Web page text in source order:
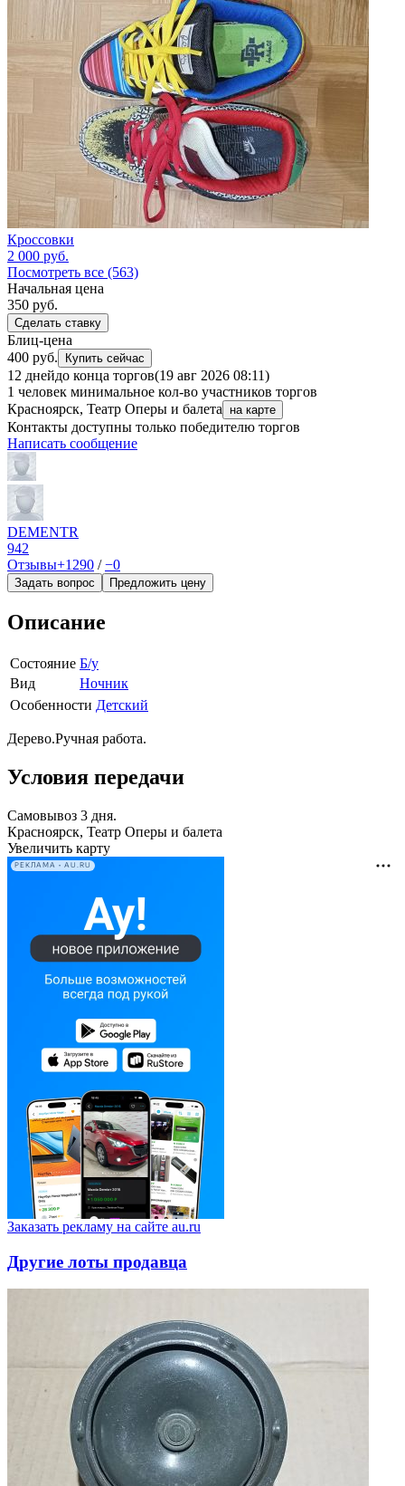
Кроссовки
2 000 руб.
Посмотреть все (563)
Начальная цена
350 руб.
Сделать ставку
Блиц-цена
400 руб.
Купить сейчас
12 днейдо конца торгов(19 авг 2026 08:11)
1 человек минимальное кол-во участников торгов
Красноярск, Театр Оперы и балета
на карте
Контакты доступны только победителю торгов
Написать сообщение
DEMENTR
942
Отзывы+1290 /−0
Задать вопрос Предложить цену
Описание
Состояние Б/у
Вид
Ночник
Особенности Детский
Дерево.Ручная работа.
Условия передачи
Самовывоз 3 дня.
Красноярск, Театр Оперы и балета
Увеличить карту
РЕКЛАМА • AU.RU
Заказать рекламу на сайте au.ru
Другие лоты продавца